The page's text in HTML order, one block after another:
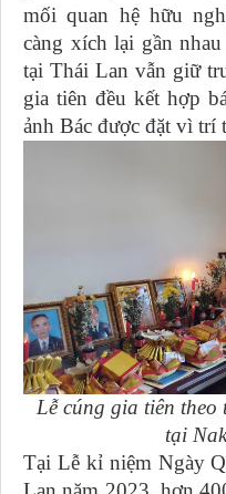
mối quan hệ hữu
càng xích lại gần
tại Thái Lan vẫn giữ
gia tiên đều kết hợp
ảnh Bác được đặt vì trí
Lễ cúng gia tiên theo
tại
Tại Lễ kỉ niệm Ngày